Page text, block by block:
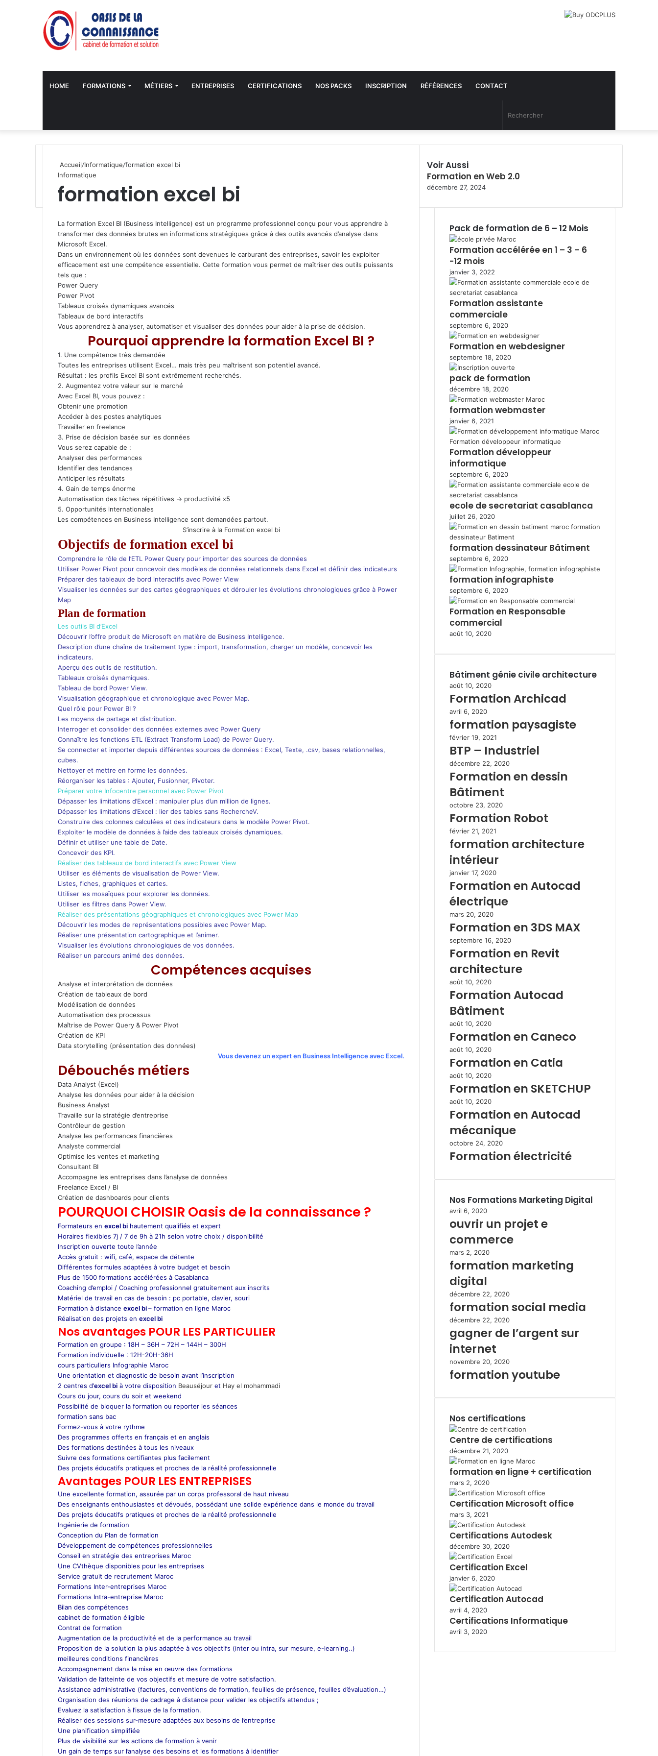
HOME FORMATIONS MÉTIERS ENTREPRISES CERTIFICATIONS NOS PACKS INSCRIPTION RÉFÉRENCES CONTACT
Article
Aléatoire
Accueil/Informatique/formation excel bi
Informatique
formation excel bi
h
a
t
s
A
p
p
La formation Excel BI (Business Intelligence) est un programme professionnel conçu pour vous apprendre à
transformer des données brutes en informations stratégiques grâce à des outils avancés d’analyse dans
Microsoft Excel.
Dans un environnement où les données sont devenues le carburant des entreprises, savoir les exploiter
efficacement est une compétence essentielle. Cette formation vous permet de maîtriser des outils puissants
tels que :
Power Query
Power Pivot
Tableaux croisés dynamiques avancés
Tableaux de bord interactifs
Vous apprendrez à analyser, automatiser et visualiser des données pour aider à la prise de décision.
Pourquoi apprendre la formation Excel BI ?
1. Une compétence très demandée
Toutes les entreprises utilisent Excel… mais très peu maîtrisent son potentiel avancé.
Résultat : les profils Excel BI sont extrêmement recherchés.
2. Augmentez votre valeur sur le marché
Avec Excel BI, vous pouvez :
Obtenir une promotion
Accéder à des postes analytiques
Travailler en freelance
3. Prise de décision basée sur les données
Vous serez capable de :
Analyser des performances
Identifier des tendances
Anticiper les résultats
4. Gain de temps énorme
Automatisation des tâches répétitives → productivité x5
5. Opportunités internationales
Les compétences en Business Intelligence sont demandées partout.
S’inscrire à la Formation excel bi
Objectifs de formation excel bi
Comprendre le rôle de l’ETL Power Query pour importer des sources de données
Utiliser Power Pivot pour concevoir des modèles de données relationnels dans Excel et définir des indicateurs
Préparer des tableaux de bord interactifs avec Power View
Visualiser les données sur des cartes géographiques et dérouler les évolutions chronologiques grâce à Power
Map
Plan de formation
Les outils BI d’Excel
Découvrir l’offre produit de Microsoft en matière de Business Intelligence.
Description d’une chaîne de traitement type : import, transformation, charger un modèle, concevoir les
indicateurs.
Aperçu des outils de restitution.
Tableaux croisés dynamiques.
Tableau de bord Power View.
Visualisation géographique et chronologique avec Power Map.
Quel rôle pour Power BI ?
Les moyens de partage et distribution.
Interroger et consolider des données externes avec Power Query
Connaître les fonctions ETL (Extract Transform Load) de Power Query.
Se connecter et importer depuis différentes sources de données : Excel, Texte, .csv, bases relationnelles,
cubes.
Nettoyer et mettre en forme les données.
Réorganiser les tables : Ajouter, Fusionner, Pivoter.
Préparer votre Infocentre personnel avec Power Pivot
Dépasser les limitations d’Excel : manipuler plus d’un million de lignes.
Dépasser les limitations d’Excel : lier des tables sans RechercheV.
Construire des colonnes calculées et des indicateurs dans le modèle Power Pivot.
Exploiter le modèle de données à l’aide des tableaux croisés dynamiques.
Définir et utiliser une table de Date.
Concevoir des KPI.
Réaliser des tableaux de bord interactifs avec Power View
Utiliser les éléments de visualisation de Power View.
Listes, fiches, graphiques et cartes.
Utiliser les mosaïques pour explorer les données.
Utiliser les filtres dans Power View.
Réaliser des présentations géographiques et chronologiques avec Power Map
Découvrir les modes de représentations possibles avec Power Map.
Réaliser une présentation cartographique et l’animer.
Visualiser les évolutions chronologiques de vos données.
Réaliser un parcours animé des données.
Compétences acquises
Analyse et interprétation de données
Création de tableaux de bord
Modélisation de données
Automatisation des processus
Maîtrise de Power Query & Power Pivot
Création de KPI
Data storytelling (présentation des données)
Vous devenez un expert en Business Intelligence avec Excel.
Débouchés métiers
Data Analyst (Excel)
Analyse les données pour aider à la décision
Business Analyst
Travaille sur la stratégie d’entreprise
Contrôleur de gestion
Analyse les performances financières
Analyste commercial
Optimise les ventes et marketing
Consultant BI
Accompagne les entreprises dans l’analyse de données
Freelance Excel / BI
Création de dashboards pour clients
POURQUOI CHOISIR Oasis de la connaissance ?
Formateurs en excel bi hautement qualifiés et expert
Horaires flexibles 7j / 7 de 9h à 21h selon votre choix / disponibilité
Inscription ouverte toute l’année
Accès gratuit : wifi, café, espace de détente
Différentes formules adaptées à votre budget et besoin
Plus de 1500 formations accélérées à Casablanca
Coaching d’emploi / Coaching professionnel gratuitement aux inscrits
Matériel de travail en cas de besoin : pc portable, clavier, souri
Formation à distance excel bi– formation en ligne Maroc
Réalisation des projets en excel bi
Nos avantages POUR LES PARTICULIER
Formation en groupe : 18H – 36H – 72H – 144H – 300H
Formation individuelle : 12H-20H-36H
cours particuliers Infographie Maroc
Une orientation et diagnostic de besoin avant l’inscription
2 centres d’excel bi à votre disposition Beauséjour et Hay el mohammadi
Cours du jour, cours du soir et weekend
Possibilité de bloquer la formation ou reporter les séances
formation sans bac
Formez-vous à votre rythme
Des programmes offerts en français et en anglais
Des formations destinées à tous les niveaux
Suivre des formations certifiantes plus facilement
Des projets éducatifs pratiques et proches de la réalité professionnelle
Avantages POUR LES ENTREPRISES
Une excellente formation, assurée par un corps professoral de haut niveau
Des enseignants enthousiastes et dévoués, possédant une solide expérience dans le monde du travail
Des projets éducatifs pratiques et proches de la réalité professionnelle
Ingénierie de formation
Conception du Plan de formation
Développement de compétences professionnelles
Conseil en stratégie des entreprises Maroc
Une CVthèque disponibles pour les entreprises
Service gratuit de recrutement Maroc
Formations Inter-entreprises Maroc
Formations Intra-entreprise Maroc
Bilan des compétences
cabinet de formation éligible
Contrat de formation
Augmentation de la productivité et de la performance au travail
Proposition de la solution la plus adaptée à vos objectifs (inter ou intra, sur mesure, e-learning..)
meilleures conditions financières
Accompagnement dans la mise en œuvre des formations
Validation de l’atteinte de vos objectifs et mesure de votre satisfaction.
Assistance administrative (factures, conventions de formation, feuilles de présence, feuilles d’évaluation…)
Organisation des réunions de cadrage à distance pour valider les objectifs attendus ;
Evaluez la satisfaction à l’issue de la formation.
Réaliser des sessions sur-mesure adaptées aux besoins de l’entreprise
Une planification simplifiée
Plus de visibilité sur les actions de formation à venir
Un gain de temps sur l’analyse des besoins et les formations à identifier
Voir Aussi
F
e
m
Formation en Web 2.0
décembre 27, 2024
Pack de formation de 6 – 12 Mois
Formation accélérée en 1 – 3 – 6
-12 mois
janvier 3, 2022
Formation assistante
commerciale
septembre 6, 2020
Formation en webdesigner
septembre 18, 2020
pack de formation
décembre 18, 2020
formation webmaster
janvier 6, 2021
Formation développeur
informatique
septembre 6, 2020
ecole de secretariat casablanca
juillet 26, 2020
formation dessinateur Bâtiment
septembre 6, 2020
formation infographiste
septembre 6, 2020
Formation en Responsable
commercial
août 10, 2020
Bâtiment génie civile architecture
août 10, 2020
Formation Archicad
avril 6, 2020
formation paysagiste
février 19, 2021
BTP – Industriel
décembre 22, 2020
Formation en dessin
Bâtiment
octobre 23, 2020
Formation Robot
février 21, 2021
formation architecture
intérieur
janvier 17, 2020
Formation en Autocad
électrique
mars 20, 2020
Formation en 3DS MAX
septembre 16, 2020
Formation en Revit
architecture
août 10, 2020
Formation Autocad
Bâtiment
août 10, 2020
Formation en Caneco
août 10, 2020
Formation en Catia
août 10, 2020
Formation en SKETCHUP
août 10, 2020
Formation en Autocad
mécanique
octobre 24, 2020
Formation électricité
Nos Formations Marketing Digital
avril 6, 2020
ouvrir un projet e
commerce
mars 2, 2020
formation marketing
digital
décembre 22, 2020
formation social media
décembre 22, 2020
gagner de l’argent sur
internet
novembre 20, 2020
formation youtube
Nos certifications
Centre de certifications
décembre 21, 2020
formation en ligne + certification
mars 2, 2020
Certification Microsoft office
mars 3, 2021
Certifications Autodesk
décembre 30, 2020
Certification Excel
janvier 6, 2020
Certification Autocad
avril 4, 2020
Certifications Informatique
avril 3, 2020